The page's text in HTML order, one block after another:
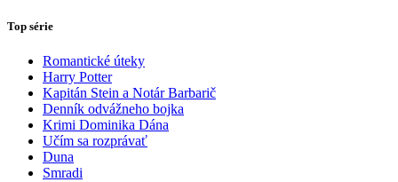
Top série
Romantické úteky
Harry Potter
Kapitán Stein a Notár Barbarič
Denník odvážneho bojka
Krimi Dominika Dána
Učím sa rozprávať
Duna
Smradi